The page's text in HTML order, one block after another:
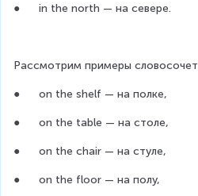
●      in the north — на севере.
Рассмотрим примеры
●      on the shelf — на полке,
●      on the table — на столе,
●      on the chair — на стуле,
●      on the floor — на полу,